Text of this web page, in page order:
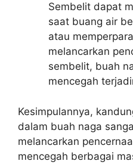
Sembelit dapat
saat buang air
atau
melancarkan
sembelit, buah
mencegah
Kesimpulannya,
dalam buah naga
melancarkan
mencegah berbagai